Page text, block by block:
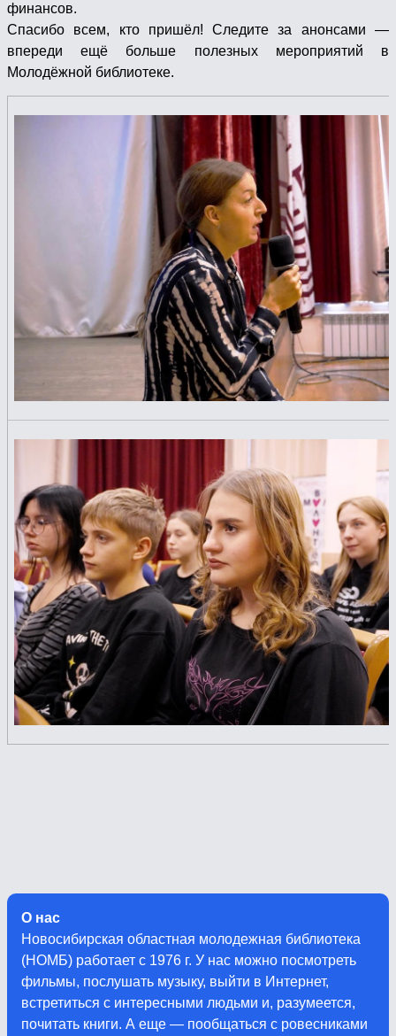
финансов.
Спасибо всем, кто пришёл! Следите за анонсами —
впереди ещё больше полезных мероприятий в
Молодёжной библиотеке.
О нас
Новосибирская областная молодежная библиотека
(НОМБ) работает с 1976 г. У нас можно посмотреть
фильмы, послушать музыку, выйти в Интернет,
встретиться с интересными людьми и, разумеется,
почитать книги. А еще — пообщаться с ровесниками